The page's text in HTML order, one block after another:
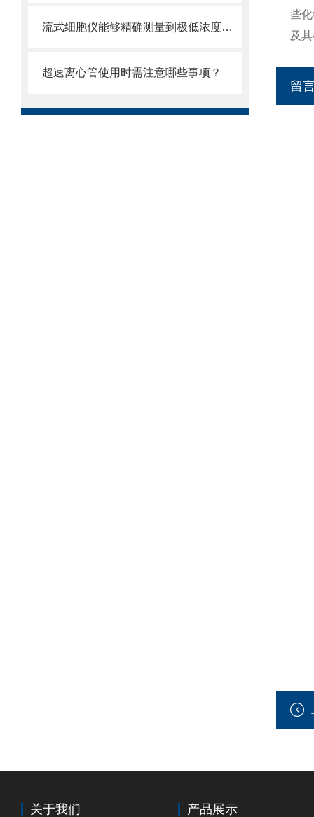
流式细胞仪能够精确测量到极低浓度的标记物
超速离心管使用时需注意哪些事项？
些
及
留
关于我们 产品展示